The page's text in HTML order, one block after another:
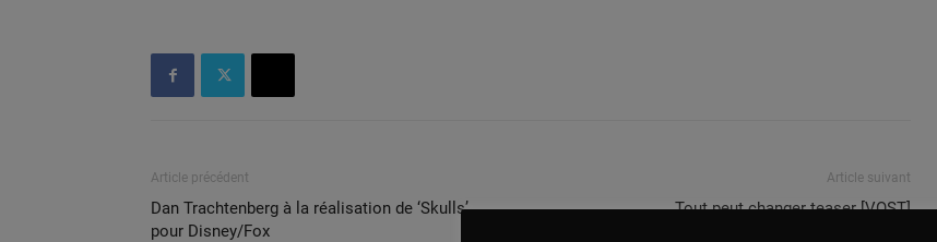
Article précédent
Dan Trachtenberg à la réalisation de ‘Skulls’
pour Disney/Fox
Article suivant
Tout peut changer teaser [VOST]